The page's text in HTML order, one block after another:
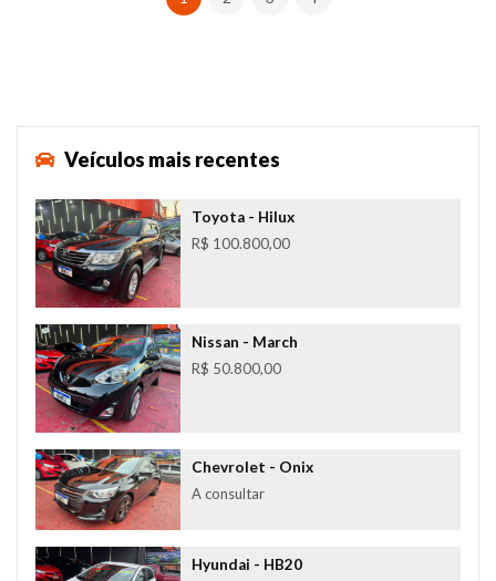
Veículos mais recentes
Toyota- Hilux
R$ 100.800,00
Nissan - March
R$ 50.800,00
Chevrolet - Onix
A consultar
Hyundai - HB20